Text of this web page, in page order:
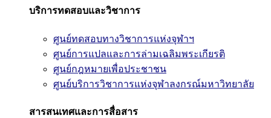
บริการทดสอบและวิชาการ
ศูนย์ทดสอบทางวิชาการแห่งจุฬาฯ
ศูนย์การแปลและการล่ามเฉลิมพระเกียรติ
ศูนย์กฎหมายเพื่อประชาชน
ศูนย์บริการวิชาการแห่งจุฬาลงกรณ์มหาวิทยาลัย
สารสนเทศและการสื่อสาร